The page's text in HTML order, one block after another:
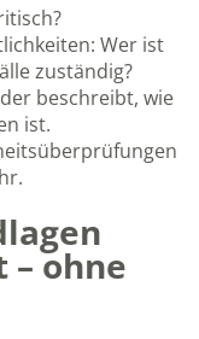
Wer ist
zuständig?
beschreibt, wie
ist.
ohne